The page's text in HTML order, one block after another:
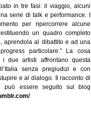
in tre fasi: il viaggio, alcuni
serie di talk e performance. I
per ripercorrere alcune
un quadro completo
aprendola al dibattito e ad una
particolare.” La cosa
i due artisti affrontano questa
senza pregiudizi e con
e al dialogo. Il racconto di
può essere seguito sul blog